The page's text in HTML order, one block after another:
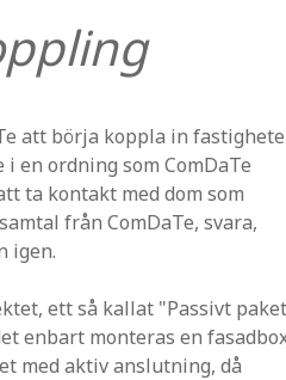
att börja koppla in
en ordning som ComDaTe
ta kontakt med dom som
från ComDaTe, svara,
igen.
ett så kallat "Passivt
enbart monteras en
med aktiv anslutning, då